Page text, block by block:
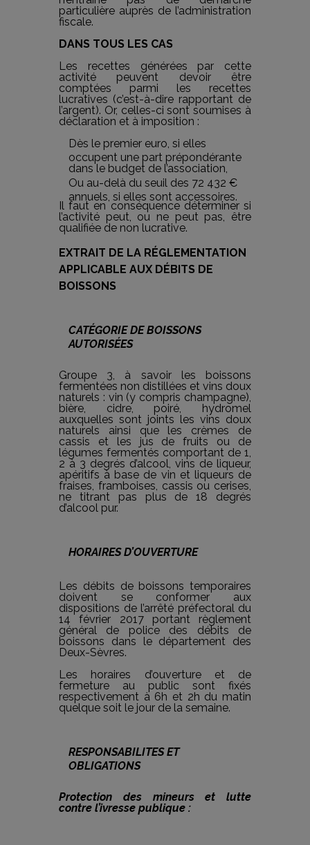
particulière auprès de l’administration
fiscale.
DANS TOUS LES CAS
Les recettes générées par cette
activité peuvent devoir être
comptées parmi les recettes
lucratives (c’est-à-dire rapportant de
l’argent). Or, celles-ci sont soumises à
déclaration et à imposition :
Dès le premier euro, si elles
occupent une part prépondérante
dans le budget de l’association,
Ou au-delà du seuil des 72 432 €
annuels, si elles sont accessoires.
Il faut en conséquence déterminer si
l’activité peut, ou ne peut pas, être
qualifiée de non lucrative.
EXTRAIT DE LA RÉGLEMENTATION
APPLICABLE AUX DÉBITS DE
BOISSONS
CATÉGORIE DE BOISSONS
AUTORISÉES
Groupe 3, à savoir les boissons
fermentées non distillées et vins doux
naturels : vin (y compris champagne),
bière, cidre, poiré, hydromel
auxquelles sont joints les vins doux
naturels ainsi que les crèmes de
cassis et les jus de fruits ou de
légumes fermentés comportant de 1,
2 à 3 degrés d’alcool, vins de liqueur,
apéritifs à base de vin et liqueurs de
fraises, framboises, cassis ou cerises,
ne titrant pas plus de 18 degrés
d’alcool pur.
HORAIRES D’OUVERTURE
Les débits de boissons temporaires
doivent se conformer aux
dispositions de l’arrêté préfectoral du
14 février 2017 portant règlement
général de police des débits de
boissons dans le département des
Deux-Sèvres.
Les horaires d’ouverture et de
fermeture au public sont fixés
respectivement à 6h et 2h du matin
quelque soit le jour de la semaine.
RESPONSABILITES ET
OBLIGATIONS
Protection des mineurs et lutte
contre l’ivresse publique :